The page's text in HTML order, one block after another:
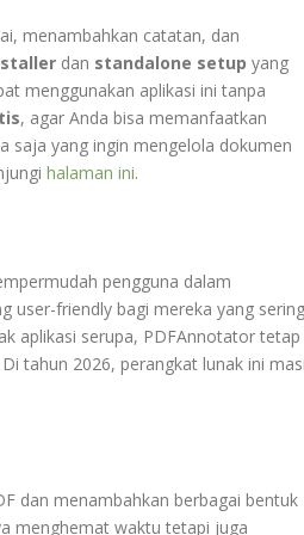
menambahkan catatan, dan
dan standalone setup yang
menggunakan aplikasi ini tanpa
, agar Anda bisa memanfaatkan
saja yang ingin mengelola dokumen
halaman ini.
pengguna dalam
user-friendly bagi mereka yang sering
aplikasi serupa, PDFAnnotator tetap
tahun 2026, perangkat lunak ini
dan menambahkan berbagai bentuk
menghemat waktu tetapi juga